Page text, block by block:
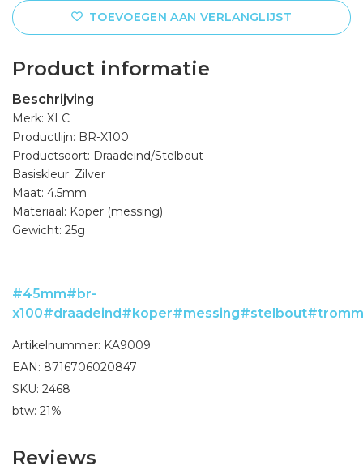
TOEVOEGEN AAN VERLANGLIJST
Product informatie
Beschrijving
Merk: XLC
Productlijn: BR-X100
Productsoort: Draadeind/Stelbout
Basiskleur: Zilver
Maat: 4.5mm
Materiaal: Koper (messing)
Gewicht: 25g
#45mm#br-
x100#draadeind#koper#messing#stelbout
Artikelnummer: KA9009
EAN: 8716706020847
SKU: 2468
btw: 21%
Reviews